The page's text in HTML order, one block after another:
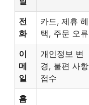
전
화
카드, 제휴 혜
택, 주문 오류
이
메
일
개인정보 변
경, 불편 사항
접수
홈